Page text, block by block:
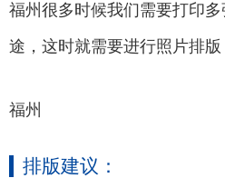
福州很多时候我们需要打印
途，这时就需要进行照片排版
福州
排版建议：